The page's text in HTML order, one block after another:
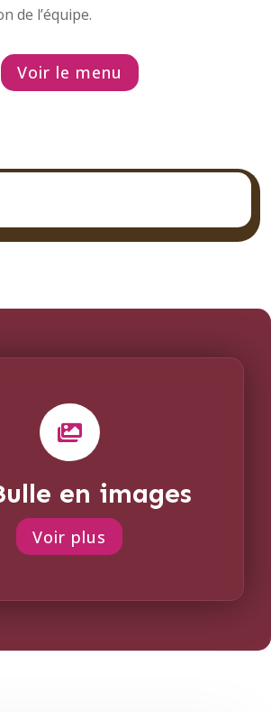
de l’équipe.
Voir le menu

en images
Voir plus